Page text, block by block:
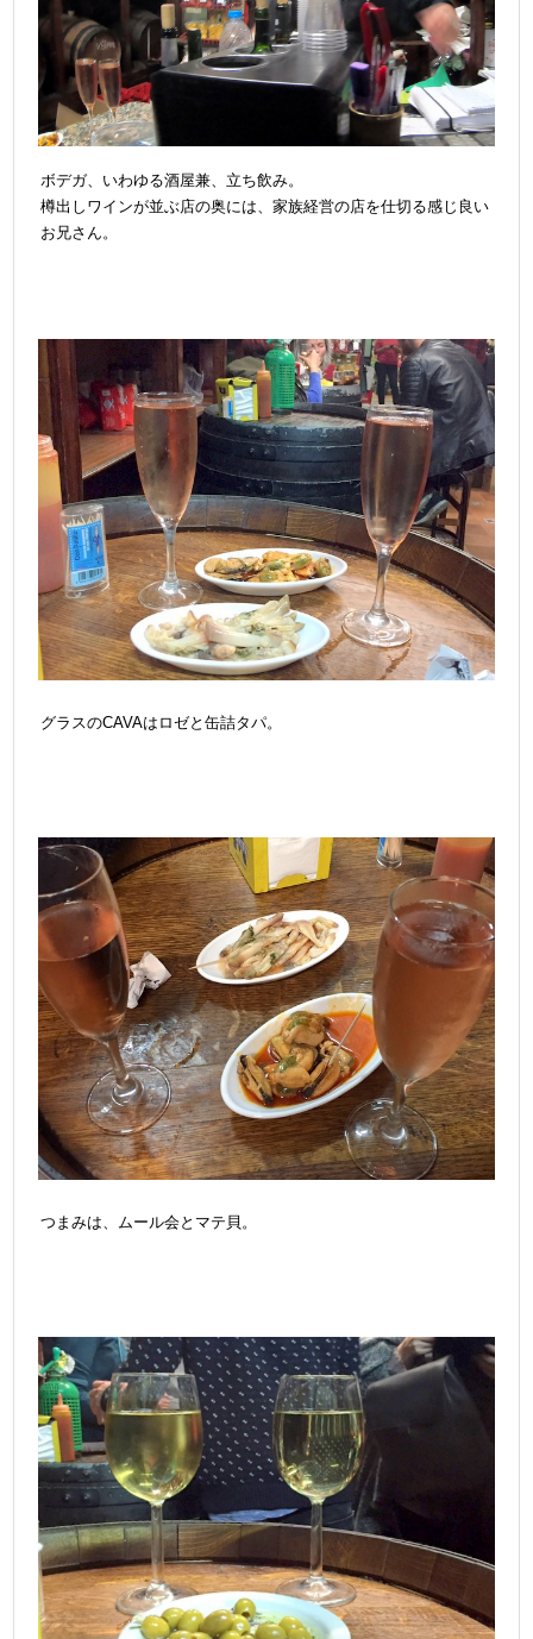
ボデガ、いわゆる酒屋兼、立ち飲み。
樽出しワインが並ぶ店の奥には、家族経営の店を仕切る感じ良い
お兄さん。
グラスのCAVAはロゼと缶詰タパ。
つまみは、ムール会とマテ貝。